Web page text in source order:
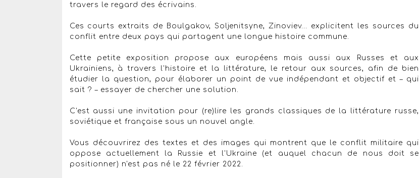
travers le regard des écrivains.
Ces courts extraits de Boulgakov, Soljenitsyne, Zinoviev... explicitent les sources du
conflit entre deux pays qui partagent une longue histoire commune.
Cette petite exposition propose aux européens mais aussi aux Russes et aux
Ukrainiens, à travers l'histoire et la littérature, le retour aux sources, afin de bien
étudier la question, pour élaborer un point de vue indépendant et objectif et – qui
sait ? – essayer de chercher une solution.
C'est aussi une invitation pour (re)lire les grands classiques de la littérature russe,
soviétique et française sous un nouvel angle.
Vous découvrirez des textes et des images qui montrent que le conflit militaire qui
oppose actuellement la Russie et l'Ukraine (et auquel chacun de nous doit se
positionner) n'est pas né le 22 février 2022.